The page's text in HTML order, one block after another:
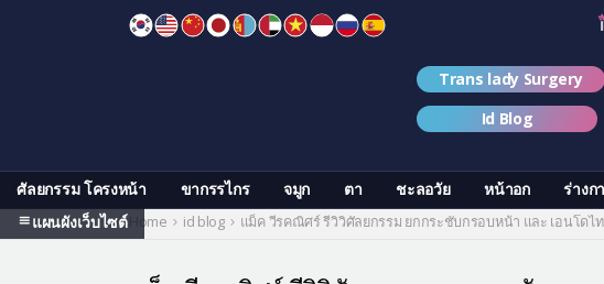
ศัลยกรรม โครงหน้า ขากรรไกร จมูก ตา ชะลอวัย หน้าอก ร่างก
แผนผังเว็บไซต์
Trans lady Surgery
Id Blog
Home id blog แม็ค วีรคณิศร์ รีวิวิศัลยกรรม ยกกระชับกรอบหน้า และ เอนโดไ